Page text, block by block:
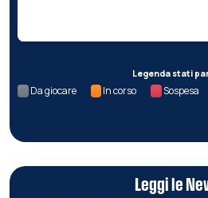
Legenda stati
Da giocare In corso Sospesa
Leggi le